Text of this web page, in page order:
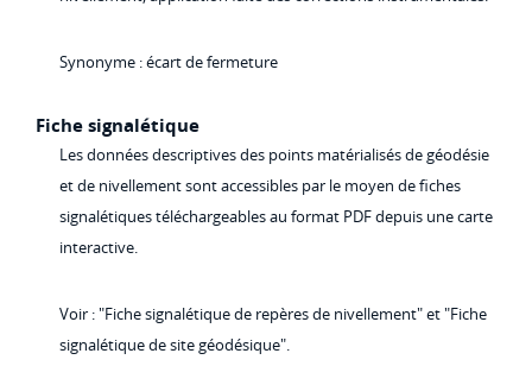
Synonyme : écart de fermeture
Fiche signalétique
Les données descriptives des points matérialisés de géodésie
et de nivellement sont accessibles par le moyen de fiches
signalétiques téléchargeables au format PDF depuis une carte
interactive.
Voir : "Fiche signalétique de repères de nivellement" et "Fiche
signalétique de site géodésique".